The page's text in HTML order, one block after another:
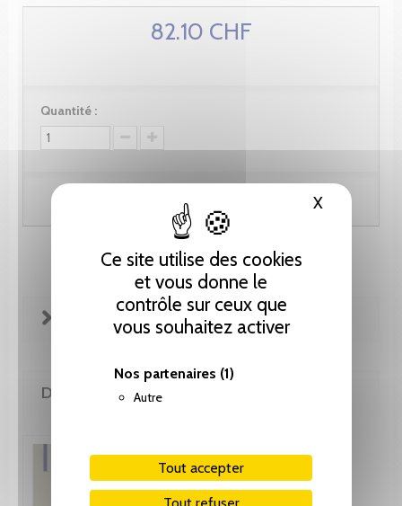
Ce site utilise des cookies
et vous donne le
contrôle sur ceux que
vous souhaitez activer
Nos partenaires (1)
Autre
Tout accepter
Tout refuser
XMasquer
82.10 CHF
Quantité :
Ajouter au panier
FICHE TECHNIQUE
DE LA MÊME COLLECTION